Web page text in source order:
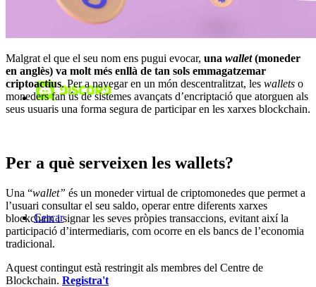
Cercar
Malgrat el que el seu nom ens pugui evocar, una wallet(moneder
en anglès) va molt més enllà de tan sols emmagatzemar
criptoactius. Per a navegar en un món descentralitzat, les wallets o
moneders fan ús de sistemes avançats d’encriptació que atorguen als
seus usuaris una forma segura de participar en les xarxes blockchain.
Per a què serveixen les wallets?
Una “wallet” és un moneder virtual de criptomonedes que permet a
l’usuari consultar el seu saldo, operar entre diferents xarxes
blockchain i signar les seves pròpies transaccions, evitant així la
participació d’intermediaris, com ocorre en els bancs de l’economia
tradicional.
Aquest contingut està restringit als membres del Centre de
Blockchain. Registra't